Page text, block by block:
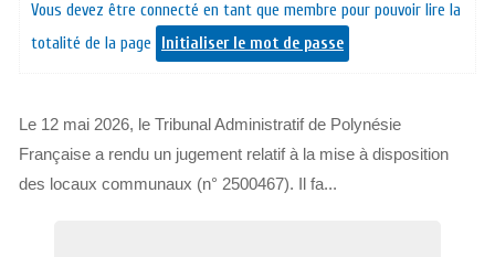
Vous devez être connecté en tant que membre pour pouvoir lire la
totalité de la page
Initialiser le mot de passe
Le 12 mai 2026, le Tribunal Administratif de Polynésie
Française a rendu un jugement relatif à la mise à disposition
des locaux communaux (n° 2500467). Il fa...